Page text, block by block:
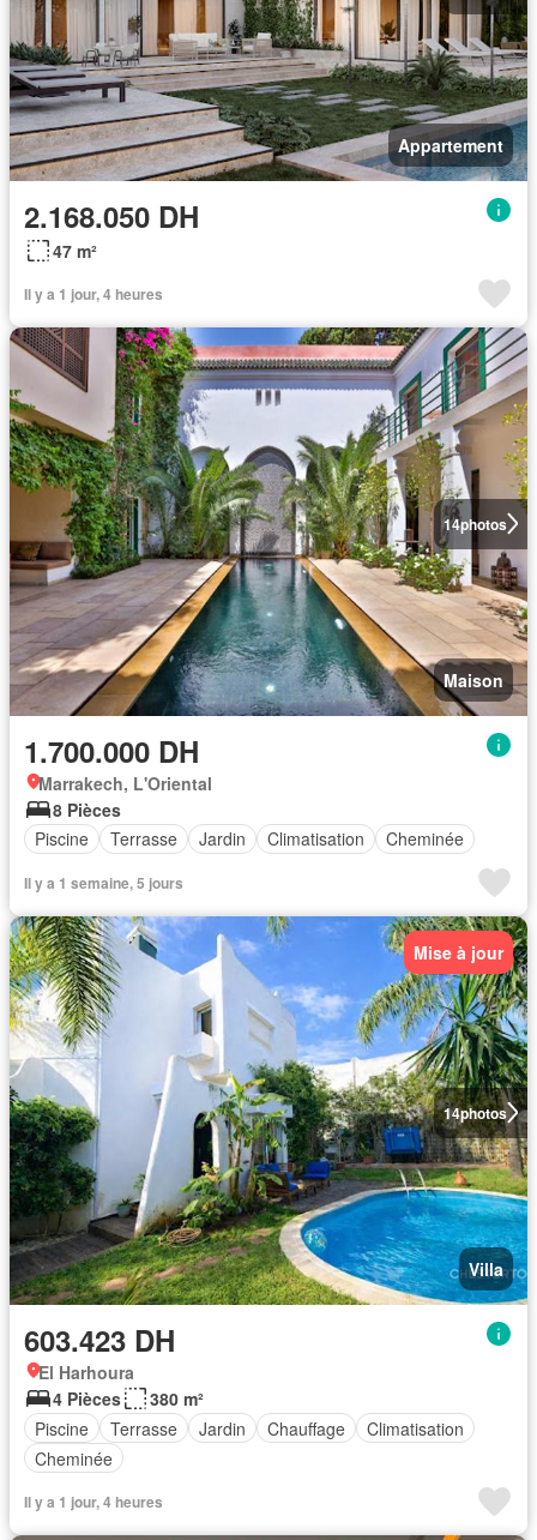
Appartement
2.168.050 DH
47 m²
Il y a 1 jour, 4 heures
14photos
Maison
1.700.000 DH
Marrakech, L'Oriental
8 Pièces
Piscine
Terrasse Jardin Climatisation Cheminée
Il y a 1 semaine, 5 jours
14photos
Mise à jour
Villa
603.423 DH
El Harhoura
4 Pièces
380 m²
Piscine
Terrasse Jardin Chauffage
Climatisation
Cheminée
Il y a 1 jour, 4 heures